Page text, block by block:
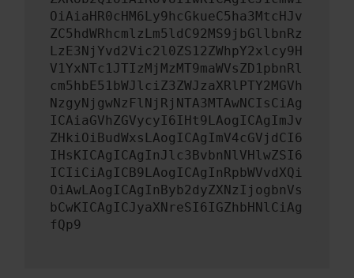
OiAiaHR0cHM6Ly9hcGkueC5ha3MtcHJv
ZC5hdWRhcmlzLm5ldC92MS9jbGllbnRz
LzE3NjYvd2Vic2l0ZS12ZWhpY2xlcy9H
V1YxNTc1JTIzMjMzMT9maWVsZD1pbnRl
cm5hbE51bWJlciZ3ZWJzaXRlPTY2MGVh
NzgyNjgwNzFlNjRjNTA3MTAwNCIsCiAg
ICAiaGVhZGVycyI6IHt9LAogICAgImJv
ZHkiOiBudWxsLAogICAgImV4cGVjdCI6
IHsKICAgICAgInJlc3BvbnNlVHlwZSI6
ICIiCiAgICB9LAogICAgInRpbWVvdXQi
OiAwLAogICAgInByb2dyZXNzIjogbnVs
bCwKICAgICJyaXNreSI6IGZhbHNlCiAg
fQp9